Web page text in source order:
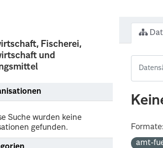
Fischerei,
und
Suche wurden keine
gefunden.
Formate:
amt-